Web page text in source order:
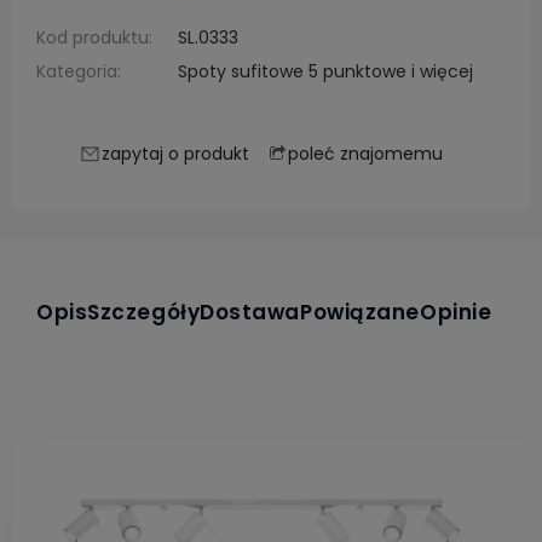
Kod produktu:
SL.0333
Kategoria:
Spoty sufitowe 5 punktowe i więcej
zapytaj o produkt poleć znajomemu
OpisSzczegółyDostawaPowiązaneOpinie